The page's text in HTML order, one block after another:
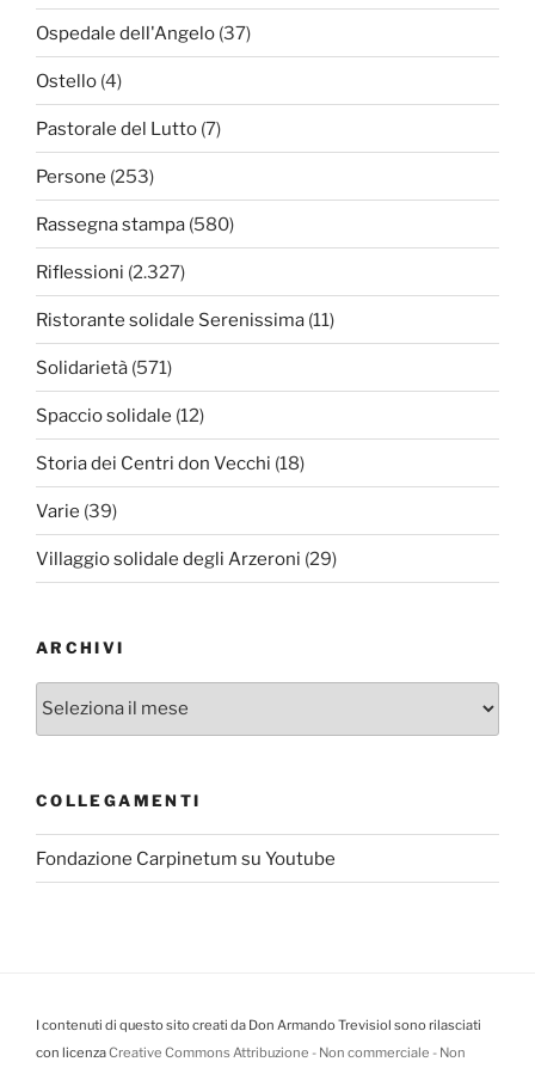
Ospedale dell'Angelo (37)
Ostello (4)
Pastorale del Lutto (7)
Persone (253)
Rassegna stampa (580)
Riflessioni (2.327)
Ristorante solidale Serenissima (11)
Solidarietà (571)
Spaccio solidale (12)
Storia dei Centri don Vecchi (18)
Varie (39)
Villaggio solidale degli Arzeroni (29)
ARCHIVI
Archivi
COLLEGAMENTI
Fondazione Carpinetum su Youtube
I contenuti di questo sito creati da Don Armando Trevisiol sono rilasciati
con licenzaCreative Commons Attribuzione - Non commerciale - Non